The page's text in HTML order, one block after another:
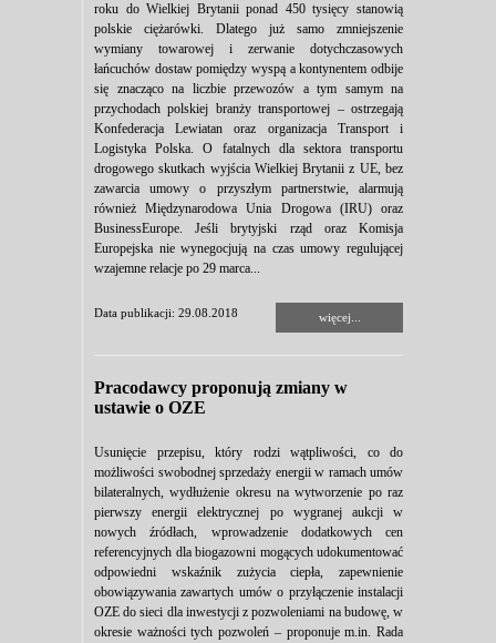
roku do Wielkiej Brytanii ponad 450 tysięcy stanowią
polskie ciężarówki. Dlatego już samo zmniejszenie
wymiany towarowej i zerwanie dotychczasowych
łańcuchów dostaw pomiędzy wyspą a kontynentem odbije
się znacząco na liczbie przewozów a tym samym na
przychodach polskiej branży transportowej – ostrzegają
Konfederacja Lewiatan oraz organizacja Transport i
Logistyka Polska. O fatalnych dla sektora transportu
drogowego skutkach wyjścia Wielkiej Brytanii z UE, bez
zawarcia umowy o przyszłym partnerstwie, alarmują
również Międzynarodowa Unia Drogowa (IRU) oraz
BusinessEurope. Jeśli brytyjski rząd oraz Komisja
Europejska nie wynegocjują na czas umowy regulującej
wzajemne relacje po 29 marca...
Data publikacji: 29.08.2018 więcej...
Pracodawcy proponują zmiany w
ustawie o OZE
Usunięcie przepisu, który rodzi wątpliwości, co do
możliwości swobodnej sprzedaży energii w ramach umów
bilateralnych, wydłużenie okresu na wytworzenie po raz
pierwszy energii elektrycznej po wygranej aukcji w
nowych źródłach, wprowadzenie dodatkowych cen
referencyjnych dla biogazowni mogących udokumentować
odpowiedni wskaźnik zużycia ciepła, zapewnienie
obowiązywania zawartych umów o przyłączenie instalacji
OZE do sieci dla inwestycji z pozwoleniami na budowę, w
okresie ważności tych pozwoleń – proponuje m.in. Rada